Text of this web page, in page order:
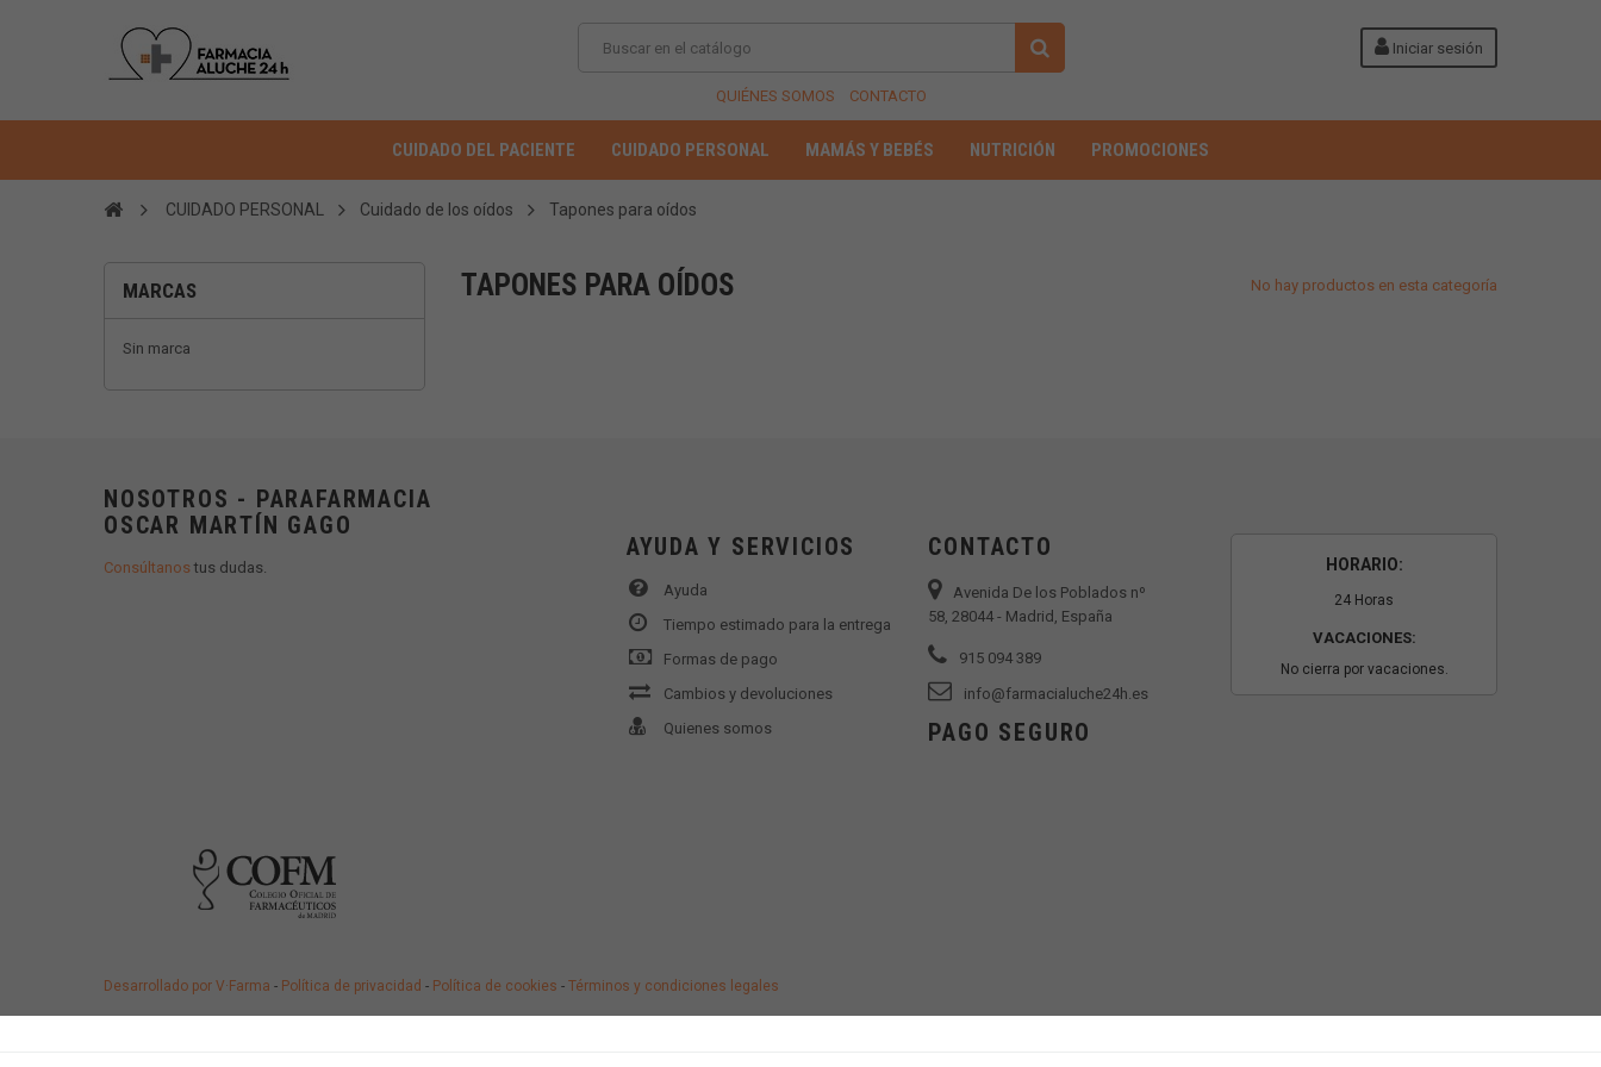
Iniciar sesión
QUIÉNES SOMOS CONTACTO
CUIDADO DEL PACIENTE CUIDADO PERSONAL MAMÁS Y BEBÉS NUTRICIÓN PROMOCIONES
CUIDADO PERSONAL Cuidado de los oídos Tapones para oídos
MARCAS
Sin marca
TAPONES PARA OÍDOS No hay productos en esta categoría
NOSOTROS - PARAFARMACIA
OSCAR MARTÍN GAGO
Consúltanostus dudas.
AYUDA Y SERVICIOS
Ayuda
Tiempo estimado para la entrega
Formas de pago
Cambios y devoluciones
Quienes somos
CONTACTO
Avenida De los Poblados nº
58, 28044 - Madrid, España
915 094 389
info@farmacialuche24h.es
HORARIO:
24 Horas
VACACIONES:
No cierra por vacaciones.
PAGO SEGURO
Desarrollado por V·Farma - Política de privacidad - Política de cookies - Términos y condiciones legales